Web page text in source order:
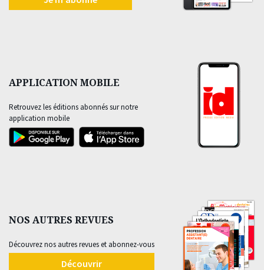
APPLICATION MOBILE
Retrouvez les éditions abonnés sur notre
application mobile
NOS AUTRES REVUES
Découvrez nos autres revues et abonnez-vous
Découvrir